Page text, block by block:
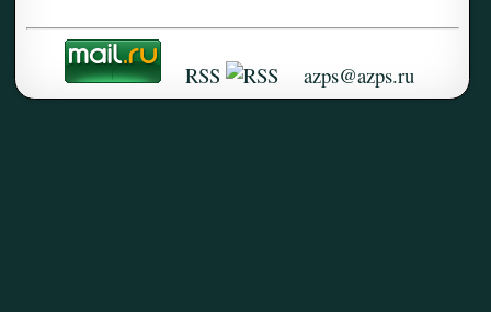
RSS azps@azps.ru